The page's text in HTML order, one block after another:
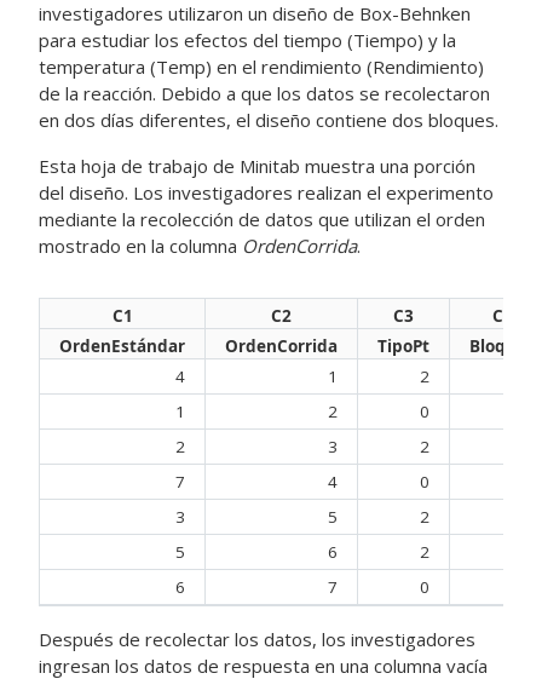
investigadores utilizaron un diseño de Box-Behnken
para estudiar los efectos del tiempo (Tiempo) y la
temperatura (Temp) en el rendimiento (Rendimiento)
de la reacción. Debido a que los datos se recolectaron
en dos días diferentes, el diseño contiene dos bloques.
Esta hoja de trabajo de Minitab muestra una porción
del diseño. Los investigadores realizan el experimento
mediante la recolección de datos que utilizan el orden
mostrado en la columna OrdenCorrida.
C1 C2 C3
C4
OrdenEstándar
OrdenCorrida TipoPt
Bloques
4
1 2
1
2 0
2
3 2
7
4 0
3
5 2
5
6 2
6
7 0
Después de recolectar los datos, los investigadores
ingresan los datos de respuesta en una columna vacía